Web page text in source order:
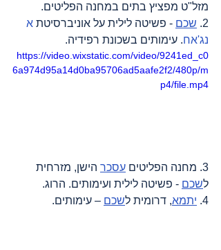
מזל"ט מפציץ בתים במחנה הפליטים.
2. שכם - פשיטה לילית על אוניברסיטת א
נג'אח. עימותים בשכונת רפידיה.
https://video.wixstatic.com/video/9241ed_c0
6a974d95a14d0ba95706ad5aafe2f2/480p/m
p4/file.mp4
3. מחנה הפליטים עסכר הישן, מזרחית
לשכם - פשיטה לילית ועימותים. הרוג.
4. יתמא, דרומית לשכם – עימותים.